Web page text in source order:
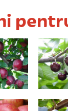
Valeriu